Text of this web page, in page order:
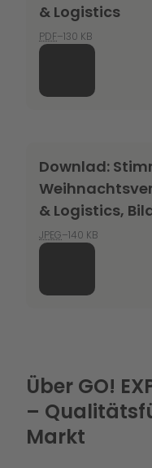
& Logistics
PDF–130 KB
Downlad:
& Logistics,
JPEG–140 KB
Über GO!
–
Markt